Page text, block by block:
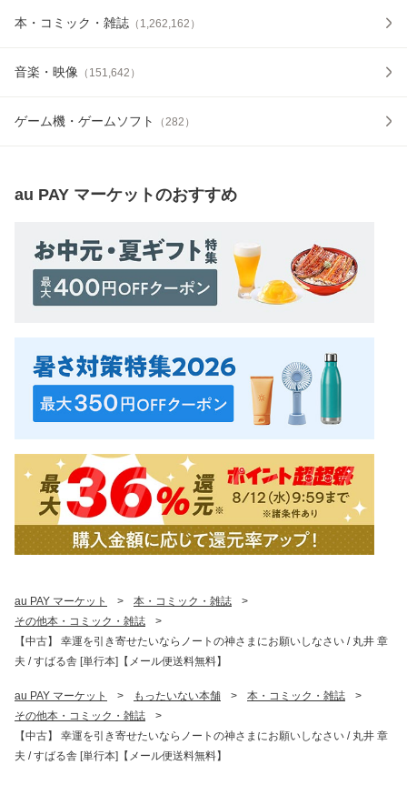
本・コミック・雑誌 （ 1,262,162 ）
音楽・映像 （ 151,642 ）
ゲーム機・ゲームソフト （282 ）
au PAY マーケットのおすすめ
au PAY マーケット > 本・コミック・雑誌
>
その他本・コミック・雑誌
>
【中古】 幸運を引き寄せたいならノートの神さまにお願いしなさい / 丸井 章
夫 / すばる舎 [単行本]【メール便送料無料】
au PAY マーケット > もったいない本舗 > 本・コミック・雑誌
>
その他本・コミック・雑誌
>
【中古】 幸運を引き寄せたいならノートの神さまにお願いしなさい / 丸井 章
夫 / すばる舎 [単行本]【メール便送料無料】